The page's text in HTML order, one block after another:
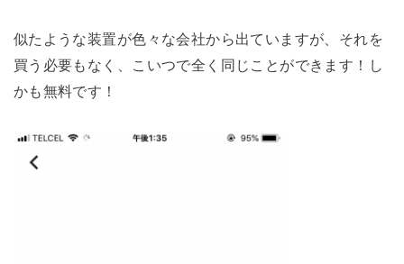
似たような装置が色々な会社から出ていますが、それを
買う必要もなく、こいつで全く同じことができます！し
かも無料です！